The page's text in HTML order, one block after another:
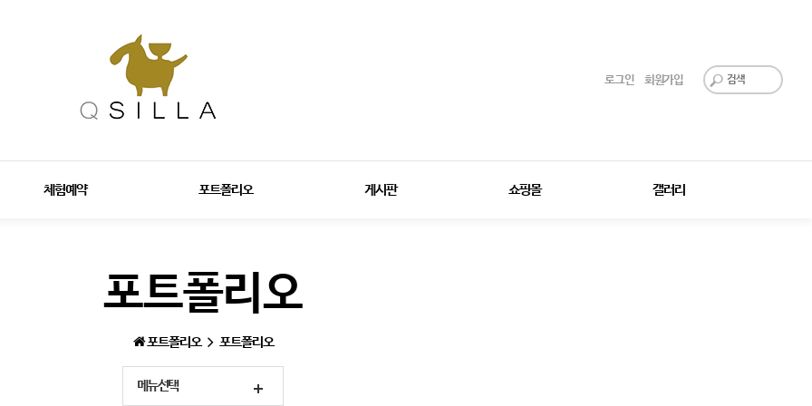
로그인 회원가입
체험예약 포트폴리오 게시판 쇼핑몰 갤러리
포트폴리오
포트폴리오 포트폴리오
메뉴선택